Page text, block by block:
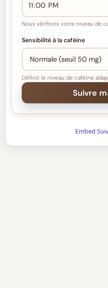
Nous vérifions votre niveau de
Sensibilité à la caféine
Définit le niveau de caféine
Embed